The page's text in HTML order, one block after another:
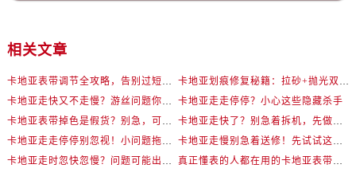
相关文章
卡地亚表带调节全攻略，告别过短烦恼
卡地亚划痕修复秘籍：拉砂+抛光双工艺还原如新
卡地亚走快又不走慢？游丝问题你了解多少？
卡地亚走走停停？小心这些隐藏杀手
卡地亚表带掉色是假货？别急，可能是这些日常习惯惹的祸
卡地亚走快了？别急着拆机，先做这一步
卡地亚走走停停别忽视！小问题拖成大修很烧钱
卡地亚走慢别急着送修！先试试这些方法
卡地亚走时忽快忽慢？问题可能出在你睡觉时！
真正懂表的人都在用的卡地亚表带调节技巧